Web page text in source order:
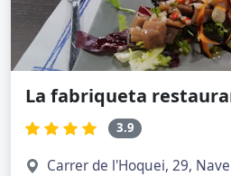
La fabriqueta
3.9
Carrer de l'Hoquei, 29,